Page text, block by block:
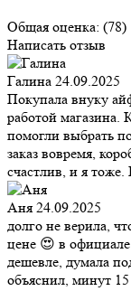
Общая оценка: (78)
Написать отзыв
Галина 24.09.2025
Покупала внуку
работой магазина.
помогли выбрать
заказ вовремя,
счастлив, и я
Аня 24.09.2025
долго не верила,
цене 😍 в официале
дешевле, думала
объяснил, минут 15